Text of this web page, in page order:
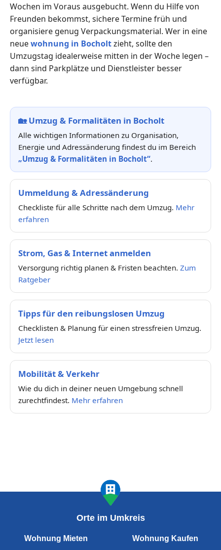
Wochen im Voraus ausgebucht. Wenn du Hilfe von
Freunden bekommst, sichere Termine früh und
organisiere genug Verpackungsmaterial. Wer in eine
neuewohnung in Bocholtzieht, sollte den
Umzugstag idealerweise mitten in der Woche legen –
dann sind Parkplätze und Dienstleister besser
verfügbar.
🏡Umzug & Formalitäten in Bocholt
Alle wichtigen Informationen zu Organisation,
Energie und Adressänderung findest du im Bereich
„Umzug & Formalitäten in Bocholt“.
Ummeldung & Adressänderung
Checkliste für alle Schritte nach dem Umzug. Mehr
erfahren
Strom, Gas & Internet anmelden
Versorgung richtig planen & Fristen beachten. Zum
Ratgeber
Tipps für den reibungslosen Umzug
Checklisten & Planung für einen stressfreien Umzug.
Jetzt lesen
Mobilität & Verkehr
Wie du dich in deiner neuen Umgebung schnell
zurechtfindest. Mehr erfahren
Orte im Umkreis
Wohnung Mieten Wohnung Kaufen